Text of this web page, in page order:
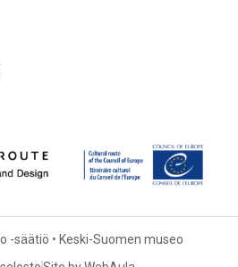
-säätiö • Keski-Suomen museo